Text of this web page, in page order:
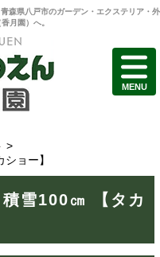
青森県八戸市のガーデン・エクステリア・外
月園）へ。
>
ョー】
雪100㎝ 【タカ
MENU